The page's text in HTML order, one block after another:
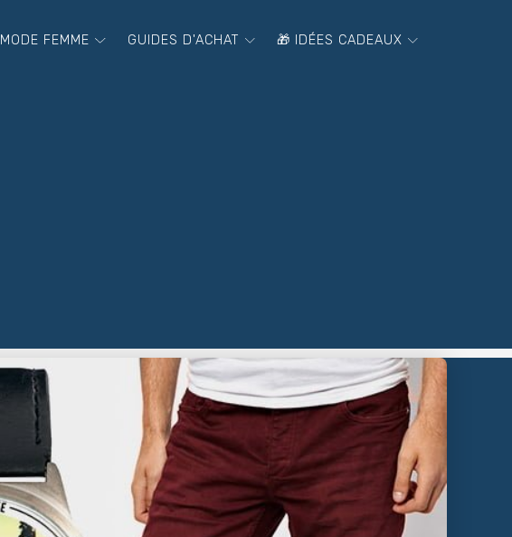
MODE FEMME GUIDES D'ACHAT 🎁 IDÉES CADEAUX